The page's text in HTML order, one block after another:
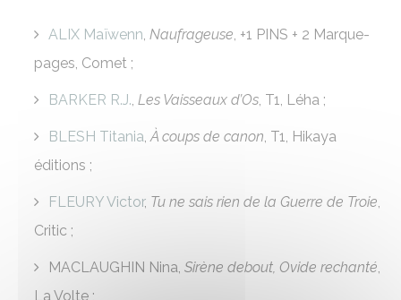
ALIX Maïwenn,Naufrageuse, +1 PINS + 2 Marque-
pages, Comet ;
BARKER R.J.,Les Vaisseaux d’Os, T1, Léha ;
BLESH Titania,À coups de canon, T1, Hikaya
éditions ;
FLEURY Victor, Tu ne sais rien de la Guerre de Troie,
Critic ;
MACLAUGHIN Nina,Sirène debout, Ovide rechanté,
La Volte ;